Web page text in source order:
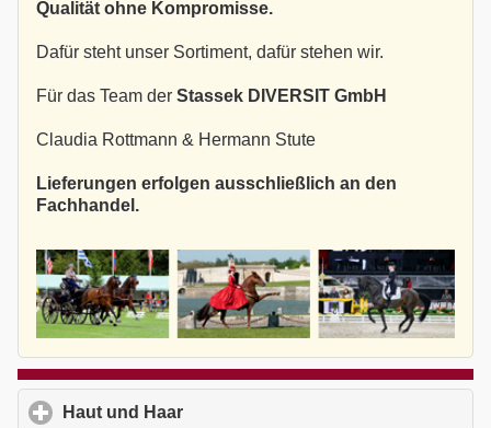
Qualität ohne Kompromisse.
Dafür steht unser Sortiment, dafür stehen wir.
Für das Team der Stassek DIVERSIT GmbH
Claudia Rottmann & Hermann Stute
Lieferungen erfolgen ausschließlich an den
Fachhandel.
Haut und Haar